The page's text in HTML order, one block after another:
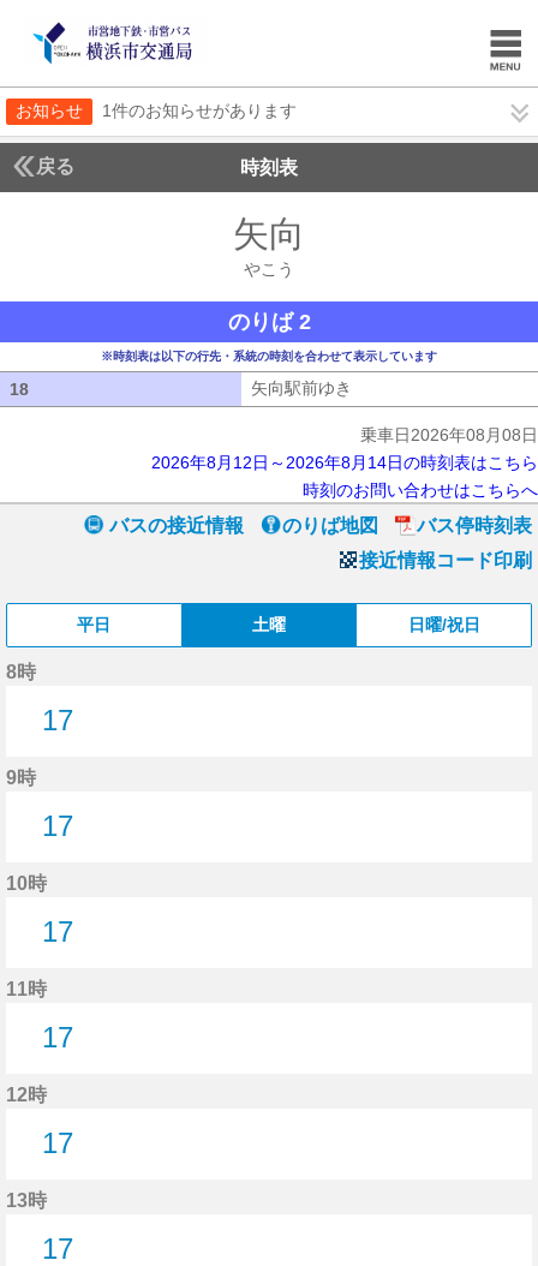
お知らせ 1件のお知らせがあります
戻る 時刻表
矢向
やこう
のりば 2
※時刻表は以下の行先・系統の時刻を合わせて表示しています
18 矢向駅前ゆき
乗車日2026年08月08日
2026年8月12日～2026年8月14日の時刻表はこちら
時刻のお問い合わせはこちらへ
バスの接近情報 のりば地図
バス停時刻表
接近情報コード印刷
平日 土曜 日曜/祝日
8時
17
9時
17
10時
17
11時
17
12時
17
13時
17